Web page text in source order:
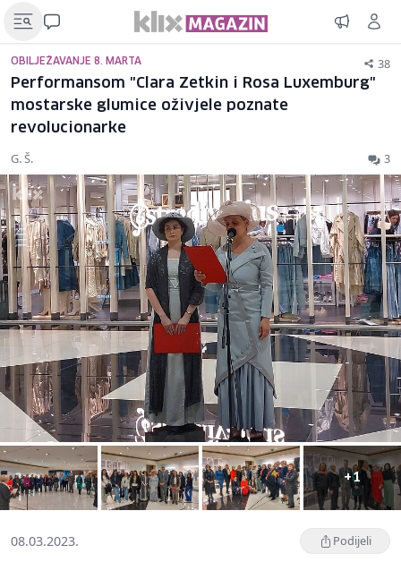
OBILJEŽAVANJE 8. MARTA 38
Performansom "Clara Zetkin i Rosa Luxemburg"
mostarske glumice oživjele poznate
revolucionarke
G. Š. 3
+1
08.03.2023. Podijeli